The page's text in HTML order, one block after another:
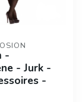
-
- Jurk -
-